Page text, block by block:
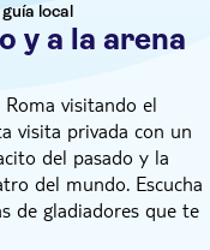
local
y a la arena
visitando el
visita privada con un
del pasado y la
del mundo. Escucha
de gladiadores que te
en función de